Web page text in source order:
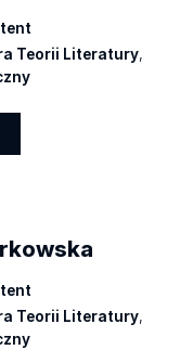
Teorii Literatury,
Teorii Literatury,